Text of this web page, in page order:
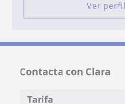
Ver perfil
Contacta con Clara
Tarifa